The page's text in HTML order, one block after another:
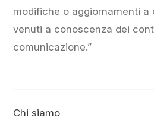
modifiche o aggiornamenti a
venuti a conoscenza dei
comunicazione.”
Chi siamo